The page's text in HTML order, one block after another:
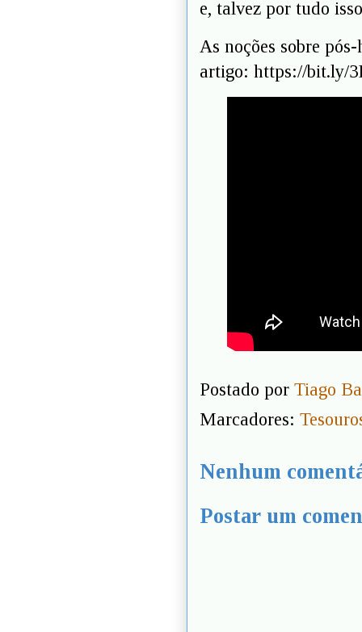
e, talvez por tudo
As noções sobre
artigo: https://bit.ly/
Postado por Tiago
Marcadores:
Nenhum
Postar um